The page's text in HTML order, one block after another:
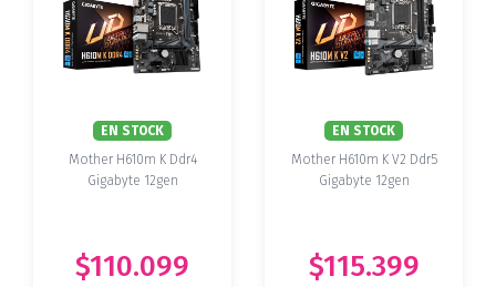
EN STOCK
Mother H610m K Ddr4
Gigabyte 12gen
$110.099
EN STOCK
Mother H610m K V2 Ddr5
Gigabyte 12gen
$115.399